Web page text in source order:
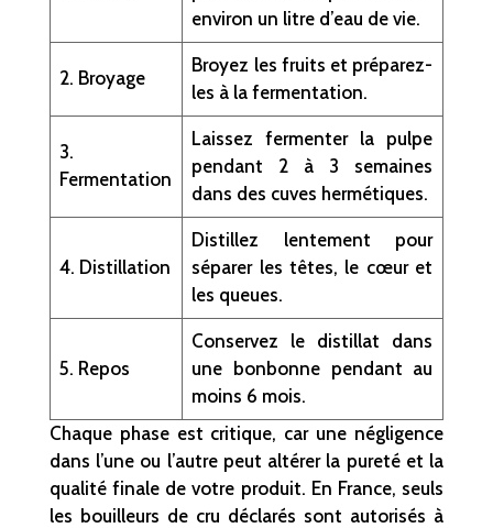
environ un litre d’eau de vie.
2. Broyage
Broyez les fruits et préparez-
les à la fermentation.
3.
Fermentation
Laissez fermenter la pulpe
pendant 2 à 3 semaines
dans des cuves hermétiques.
4. Distillation
Distillez lentement pour
séparer les têtes, le cœur et
les queues.
5. Repos
Conservez le distillat dans
une bonbonne pendant au
moins 6 mois.
Chaque phase est critique, car une négligence
dans l’une ou l’autre peut altérer la pureté et la
qualité finale de votre produit. En France, seuls
les bouilleurs de cru déclarés sont autorisés à